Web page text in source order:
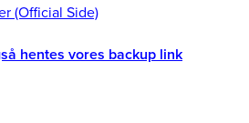
(Official Side)
hentes vores backup link